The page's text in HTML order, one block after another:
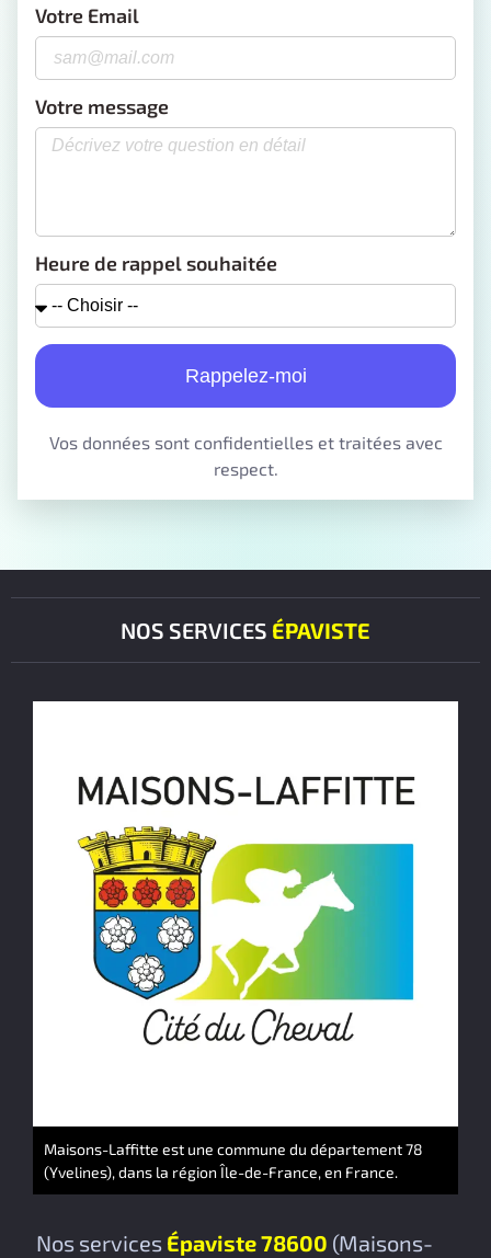
Votre Email
Votre message
Heure de rappel souhaitée
Rappelez-moi
Vos données sont confidentielles et traitées avec
respect.
NOS SERVICES ÉPAVISTE
Nos services Épaviste 78600 (Maisons-
Maisons-Laffitte est une commune du département 78
(Yvelines), dans la région Île-de-France, en France.